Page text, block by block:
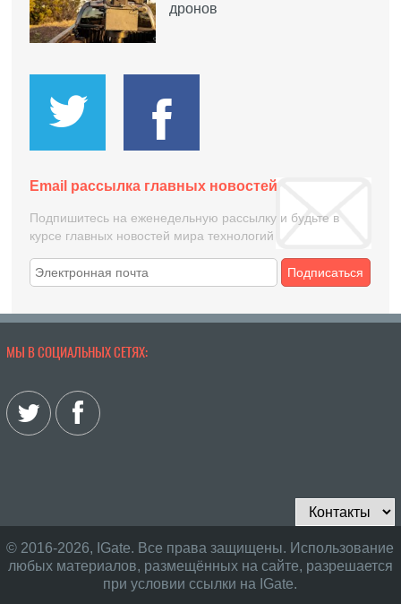
дронов
Email рассылка главных новостей
Подпишитесь на еженедельную рассылку и будьте в
курсе главных новостей мира технологий
Подписаться
МЫ В СОЦИАЛЬНЫХ СЕТЯХ:
© 2016-2026, IGate. Все права защищены. Использование
любых материалов, размещённых на сайте, разрешается
при условии ссылки на IGate.